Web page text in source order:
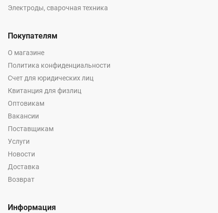
Электроды, сварочная техника
Покупателям
О магазине
Политика конфиденциальности
Счет для юридических лиц
Квитанция для физлиц
Оптовикам
Вакансии
Поставщикам
Услуги
Новости
Доставка
Возврат
Информация